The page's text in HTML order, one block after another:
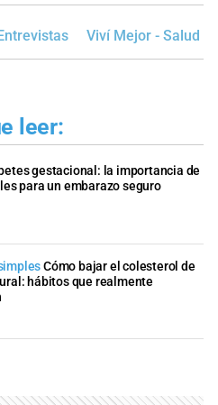
Viví Mejor - Salud
leer:
gestacional: la importancia de
para un embarazo seguro
Cómo bajar el colesterol de
hábitos que realmente